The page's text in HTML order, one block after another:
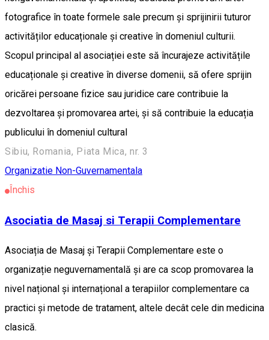
fotografice în toate formele sale precum și sprijinirii tuturor
activităților educaționale și creative în domeniul culturii.
Scopul principal al asociației este să încurajeze activitățile
educaționale și creative în diverse domenii, să ofere sprijin
oricărei persoane fizice sau juridice care contribuie la
dezvoltarea și promovarea artei, și să contribuie la educația
publicului în domeniul cultural
Sibiu, Romania, Piata Mica, nr. 3
Organizatie Non-Guvernamentala
Închis
Asociatia de Masaj si Terapii Complementare
Asociația de Masaj și Terapii Complementare este o
organizație neguvernamentală și are ca scop promovarea la
nivel național și internațional a terapiilor complementare ca
practici și metode de tratament, altele decât cele din medicina
clasică.